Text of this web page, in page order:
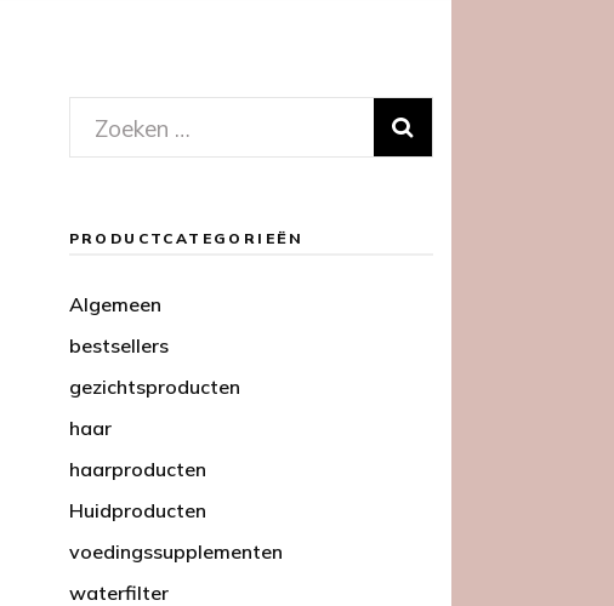
Zoeken
naar:
PRODUCTCATEGORIEËN
Algemeen
bestsellers
gezichtsproducten
haar
haarproducten
Huidproducten
voedingssupplementen
waterfilter